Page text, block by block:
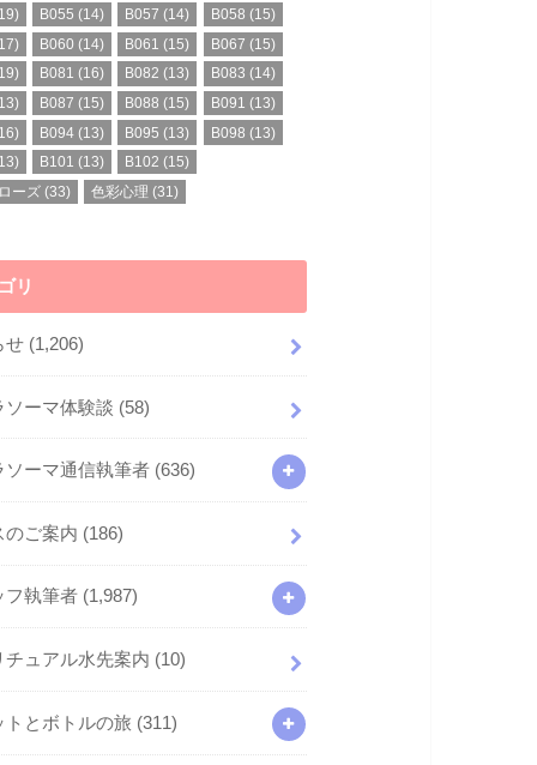
B055 (14) B057 (14) B058 (15)
B060 (14) B061 (15) B067 (15)
B081 (16) B082 (13) B083 (14)
B087 (15) B088 (15) B091 (13)
B094 (13) B095 (13) B098 (13)
B101 (13) B102 (15)
ーズ (33) 色彩心理 (31)
リ
せ (1,206)
ソーマ体験談 (58)
ソーマ通信執筆者 (636)
のご案内 (186)
フ執筆者 (1,987)
チュアル水先案内 (10)
トとボトルの旅 (311)